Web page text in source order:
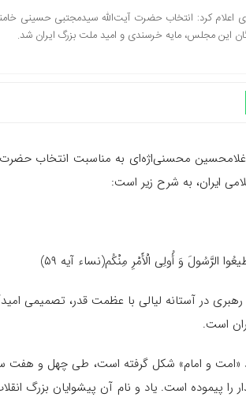
اعلام کرد: انتخاب حضرت آیت‌الله سیدمجتبی حسینی
این مجلس، مایه خرسندی و امید ملت بزرگ ایران شد.
غلامحسین محسنی‌اژه‌ای به مناسبت انتخاب
ایران، به شرح زیر است:
الرَّسُولَ وَ أُولِی الْأَمْرِ مِنْکُم‌(نساء آیه ۵۹)
در آستانه لیالی با عظمت قدر، تصمیمی
است.
«امت و امام» شکل گرفته است، طی چهل و هفت
را پیموده است. یاد و نام آن پیشوایان بزرگ